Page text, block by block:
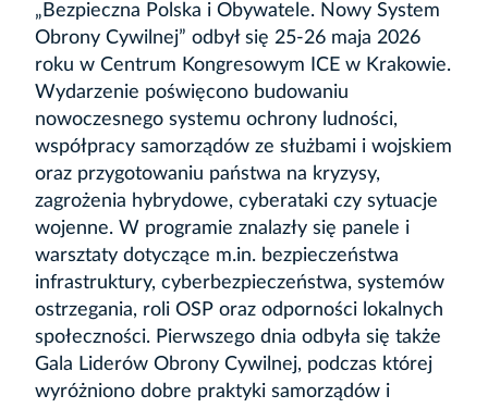
„Bezpieczna Polska i Obywatele. Nowy System
Obrony Cywilnej” odbył się 25-26 maja 2026
roku w Centrum Kongresowym ICE w Krakowie.
Wydarzenie poświęcono budowaniu
nowoczesnego systemu ochrony ludności,
współpracy samorządów ze służbami i wojskiem
oraz przygotowaniu państwa na kryzysy,
zagrożenia hybrydowe, cyberataki czy sytuacje
wojenne. W programie znalazły się panele i
warsztaty dotyczące m.in. bezpieczeństwa
infrastruktury, cyberbezpieczeństwa, systemów
ostrzegania, roli OSP oraz odporności lokalnych
społeczności. Pierwszego dnia odbyła się także
Gala Liderów Obrony Cywilnej, podczas której
wyróżniono dobre praktyki samorządów i